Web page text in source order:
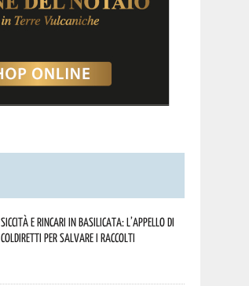
Siccità e rincari in Basilicata: l’appello di
Coldiretti per salvare i raccolti